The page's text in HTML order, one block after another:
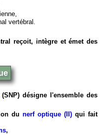
vertébral.
reçoit, intègre et émet des
désigne l'ensemble des
du nerf optique (II) qui fait
,